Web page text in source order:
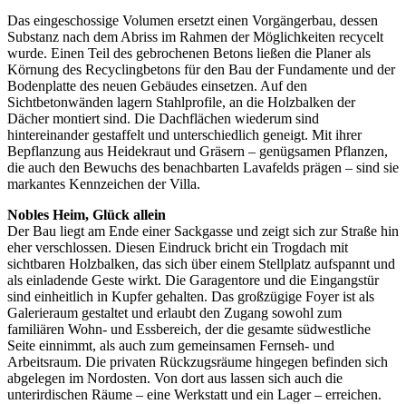
Das eingeschossige Volumen ersetzt einen Vorgängerbau, dessen
Substanz nach dem Abriss im Rahmen der Möglichkeiten recycelt
wurde. Einen Teil des gebrochenen Betons ließen die Planer als
Körnung des Recyclingbetons für den Bau der Fundamente und der
Bodenplatte des neuen Gebäudes einsetzen. Auf den
Sichtbetonwänden lagern Stahlprofile, an die Holzbalken der
Dächer montiert sind. Die Dachflächen wiederum sind
hintereinander gestaffelt und unterschiedlich geneigt. Mit ihrer
Bepflanzung aus Heidekraut und Gräsern – genügsamen Pflanzen,
die auch den Bewuchs des benachbarten Lavafelds prägen – sind sie
markantes Kennzeichen der Villa.
Nobles Heim, Glück allein
Der Bau liegt am Ende einer Sackgasse und zeigt sich zur Straße hin
eher verschlossen. Diesen Eindruck bricht ein Trogdach mit
sichtbaren Holzbalken, das sich über einem Stellplatz aufspannt und
als einladende Geste wirkt. Die Garagentore und die Eingangstür
sind einheitlich in Kupfer gehalten. Das großzügige Foyer ist als
Galerieraum gestaltet und erlaubt den Zugang sowohl zum
familiären Wohn- und Essbereich, der die gesamte südwestliche
Seite einnimmt, als auch zum gemeinsamen Fernseh- und
Arbeitsraum. Die privaten Rückzugsräume hingegen befinden sich
abgelegen im Nordosten. Von dort aus lassen sich auch die
unterirdischen Räume – eine Werkstatt und ein Lager – erreichen.